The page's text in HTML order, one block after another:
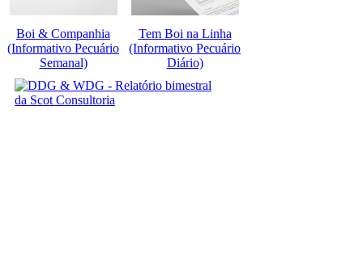
Boi & Companhia
(Informativo Pecuário
Semanal)
Tem Boi na Linha
(Informativo Pecuário
Diário)